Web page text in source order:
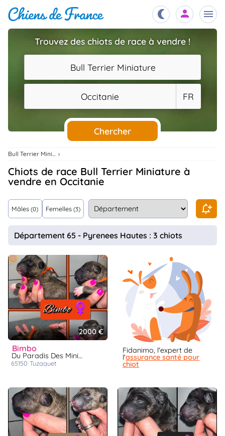
Chiots
Éleveurs
Étalons
Chiens
Services
..
Assurances
Connexion
Trouvez des chiots de race à vendre !
Bull Terrier Miniature
Occitanie FR
Chercher
Bull Terrier Miniature
Chiots de race Bull Terrier Miniature à
vendre en Occitanie
Mâles (0) Femelles (3)
Département 65 - Pyrenees Hautes : 3 chiots
2000 €
bimbo
Du Paradis Des Mini Bulls
65150 tuzaguet
Fidanimo, l'expert de
l'assurance santé pour
chiot